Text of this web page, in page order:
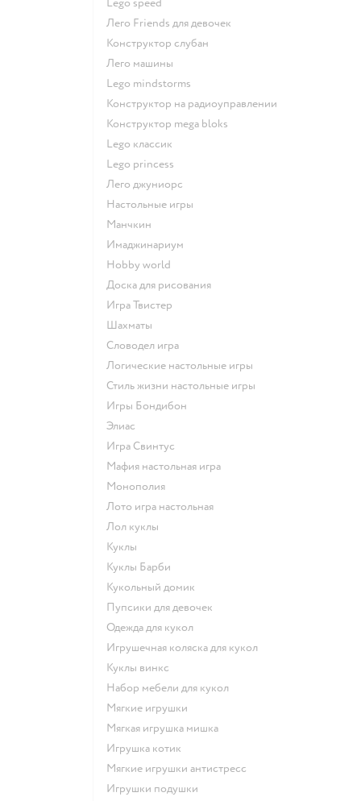
Лего Friends для девочек
Конструктор слубан
Лего машины
Lego mindstorms
Конструктор на радиоуправлении
Конструктор mega bloks
Lego классик
Lego princess
Лего джуниорс
Настольные игры
Манчкин
Имаджинариум
Hobby world
Доска для рисования
Игра Твистер
Шахматы
Словодел игра
Логические настольные игры
Стиль жизни настольные игры
Игры Бондибон
Элиас
Игра Свинтус
Мафия настольная игра
Монополия
Лото игра настольная
Лол куклы
Куклы
Куклы Барби
Кукольный домик
Пупсики для девочек
Одежда для кукол
Игрушечная коляска для кукол
Куклы винкс
Набор мебели для кукол
Мягкие игрушки
Мягкая игрушка мишка
Игрушка котик
Мягкие игрушки антистресс
Игрушки подушки